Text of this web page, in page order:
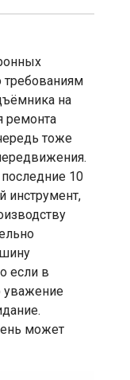
требованиям
на
ремонта
тоже
10
инструмент,
если в
уважение
может